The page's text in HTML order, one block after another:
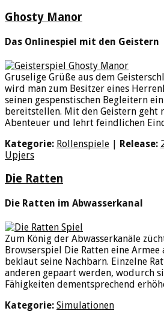
Ghosty Manor
Das Onlinespiel mit den Geistern
Gruselige Grüße aus dem
wird man zum Besitzer eines
seinen gespenstischen Begleitern
bereitstellen. Mit den Geistern geht
Abenteuer und lehrt feindlichen
Kategorie: Rollenspiele Release:
Upjers
Die Ratten
Die Ratten im Abwasserkanal
Zum König der Abwasserkanäle
Browserspiel Die Ratten eine Armee
beklaut seine Nachbarn. Einzelne
anderen gepaart werden, wodurch
Fähigkeiten dementsprechend
Kategorie: Simulationen